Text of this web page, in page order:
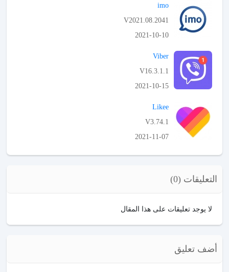
imo
V2021.08.2041
2021-10-10
Viber
V16.3.1.1
2021-10-15
Likee
V3.74.1
2021-11-07
التعليقات (0)
لا يوجد تعليقات على هذا المقال
أضف تعليق